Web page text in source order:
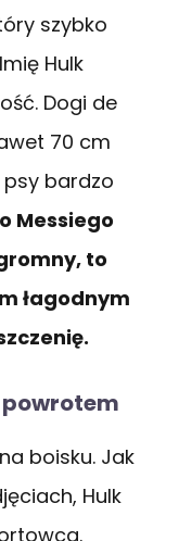
szybko
Hulk
Dogi de
70 cm
bardzo
Messiego
to
łagodnym
powrotem
boisku. Jak
Hulk